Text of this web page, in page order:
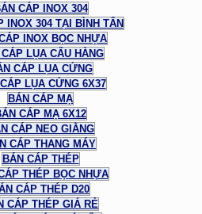
CÁP INOX 304
INOX 304 TẠI BÌNH TÂN
INOX BỌC NHỰA
LỤA CẨU HÀNG
CÁP LỤA CỨNG
LỤA CỨNG 6X37
BÁN CÁP MẠ
CÁP MẠ 6X12
CÁP NEO GIẰNG
CÁP THANG MÁY
BÁN CÁP THÉP
THÉP BỌC NHỰA
CÁP THÉP D20
CÁP THÉP GIÁ RẺ